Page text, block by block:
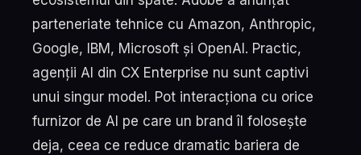
parteneriate tehnice cu Amazon, Anthropic,
Google, IBM, Microsoft și OpenAI. Practic,
agenții AI din CX Enterprise nu sunt captivi
unui singur model. Pot interacționa cu orice
furnizor de AI pe care un brand îl folosește
deja, ceea ce reduce dramatic bariera de